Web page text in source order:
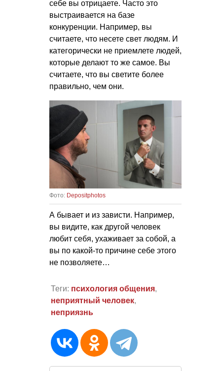
себе вы отрицаете. Часто это
выстраивается на базе
конкуренции. Например, вы
считаете, что несете свет людям. И
категорически не приемлете людей,
которые делают то же самое. Вы
считаете, что вы светите более
правильно, чем они.
Фото: Depositphotos
А бывает и из зависти. Например,
вы видите, как другой человек
любит себя, ухаживает за собой, а
вы по какой-то причине себе этого
не позволяете…
Теги: психология общения,
неприятный человек,
неприязнь